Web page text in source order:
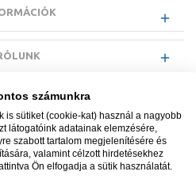
INFORMÁCIÓK
számunkra
is sütiket (cookie-kat) használ a nagyobb
látogatóink adatainak elemzésére,
szabott tartalom megjelenítésére és
valamint célzott hirdetésekhez
Ön elfogadja a sütik használatát.